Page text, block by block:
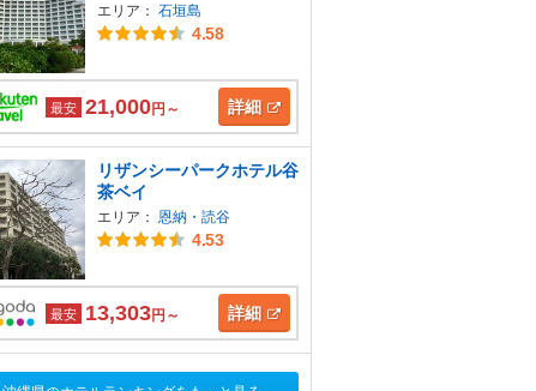
エリア： 石垣島
4.58
最安 21,000円～ 詳細
リザンシーパークホテル谷
茶ベイ
エリア： 恩納・読谷
4.53
最安 13,303円～ 詳細